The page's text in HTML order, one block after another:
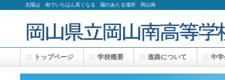
太陽は 南でいちばん高くなる 陽のあたる場所 岡山南
トップページ 学校概要 進路について 中